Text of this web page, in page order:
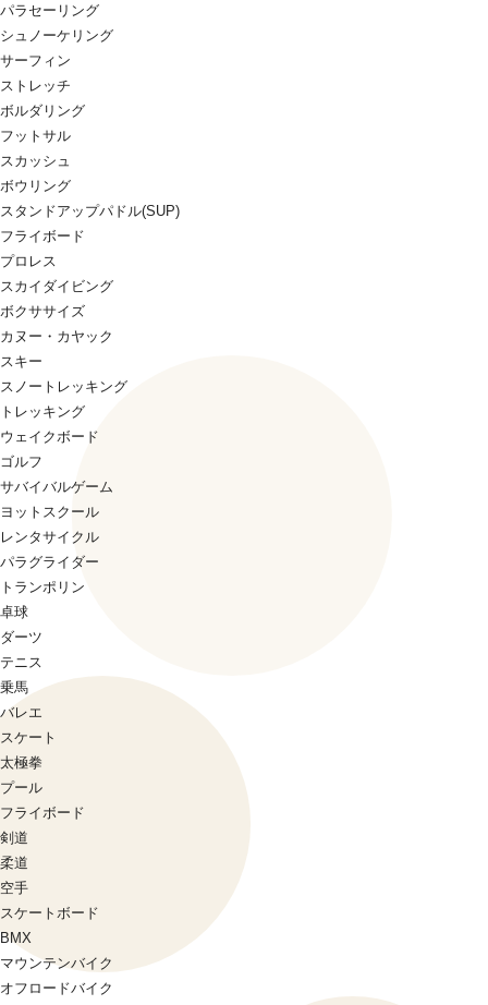
パラセーリング
シュノーケリング
サーフィン
ストレッチ
ボルダリング
フットサル
スカッシュ
ボウリング
スタンドアップパドル(SUP)
フライボード
プロレス
スカイダイビング
ボクササイズ
カヌー・カヤック
スキー
スノートレッキング
トレッキング
ウェイクボード
ゴルフ
サバイバルゲーム
ヨットスクール
レンタサイクル
パラグライダー
トランポリン
卓球
ダーツ
テニス
乗馬
バレエ
スケート
太極拳
プール
フライボード
剣道
柔道
空手
スケートボード
BMX
マウンテンバイク
オフロードバイク